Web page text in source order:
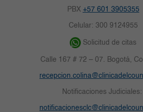
PBX +57 601 3905355
Celular: 300 9124955
Solicitud de citas
Calle 167 # 72 – 07. Bogotá,
Notificaciones Judiciales: